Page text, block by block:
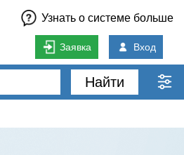
Узнать о системе больше
Заявка Вход
Найти